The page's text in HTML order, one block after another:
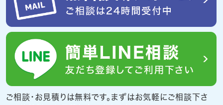
ご相談・お見積りは無料です。まずはお気軽にご相談下さ